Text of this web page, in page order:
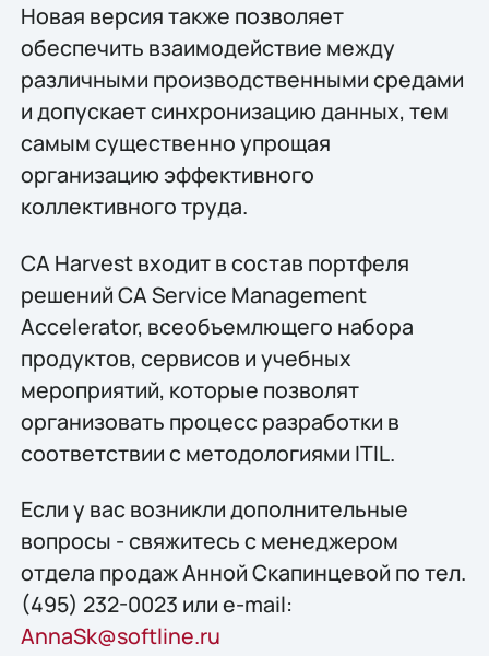
Новая версия также позволяет
обеспечить взаимодействие между
различными производственными средами
и допускает синхронизацию данных, тем
самым существенно упрощая
организацию эффективного
коллективного труда.
CA Harvest входит в состав портфеля
решений CA Service Management
Accelerator, всеобъемлющего набора
продуктов, сервисов и учебных
мероприятий, которые позволят
организовать процесс разработки в
соответствии с методологиями ITIL.
Если у вас возникли дополнительные
вопросы - свяжитесь с менеджером
отдела продаж Анной Скапинцевой по тел.
(495) 232-0023 или e-mail:
AnnaSk@softline.ru